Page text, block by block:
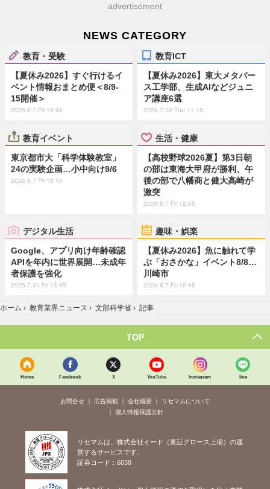
advertisement
NEWS CATEGORY
教育・受験
【夏休み2026】すぐ行けるイ
ベント情報おまとめ便＜8/9-
15開催＞
2026.8.7 Fri 19:45
教育ICT
【夏休み2026】東大メタバー
ス工学部、生成AIなどジュニ
ア講座6選
2026.7.30 Thu 11:15
教育イベント
東京都市大「科学体験教室」
24の実験企画…小中向け9/6
2026.8.7 Fri 18:15
生活・健康
【高校野球2026夏】第3日朝
の部は東海大甲府が勝利、午
後の部で八幡商と健大高崎が
激突
2026.8.7 Fri 12:45
デジタル生活
Google、アプリ向け年齢確認
APIを年内に世界展開…未成年
者保護を強化
2026.7.31 Fri 13:45
趣味・娯楽
【夏休み2026】魚に触れて学
ぶ「おさかな」イベント8/8…
川崎市
2026.8.7 Fri 10:45
ホーム › 教育業界ニュース › 文部科学省 › 記事
TOP
Home Facebook X YouTube Instagram line
お問合せ 広告掲載 会社概要
リセマムについて
個人情報保護方針
リセマムは、株式会社イード（東証グロース上場）の運
営するサービスです。
証券コード：6038